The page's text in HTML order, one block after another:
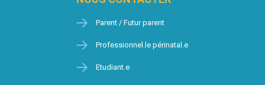
Parent / Futur parent
Professionnel.le périnatal.e
Etudiant.e